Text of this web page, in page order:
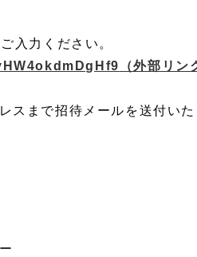
入力ください。
（外部リン
スまで招待メールを送付い